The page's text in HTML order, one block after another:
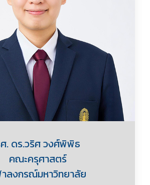
. ดร.วริศ วงศ์พิพิธ
คณะครุศาสตร์
ลงกรณ์มหาวิทยาลัย